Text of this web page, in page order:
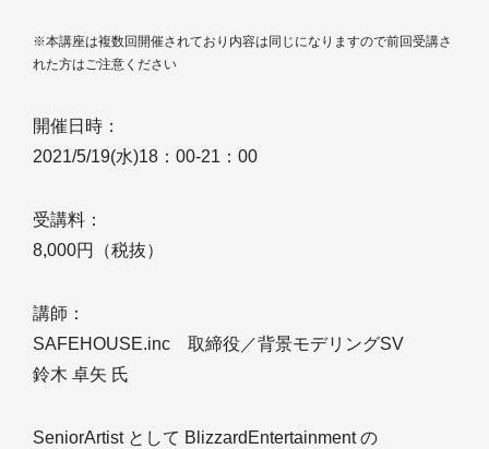
※本講座は複数回開催されており内容は同じになりますので前回受講さ
れた方はご注意ください
開催日時：
2021/5/19(水)18：00-21：00
受講料：
8,000円（税抜）
講師：
SAFEHOUSE.inc 取締役／背景モデリングSV
鈴木 卓矢 氏
SeniorArtist として BlizzardEntertainment の